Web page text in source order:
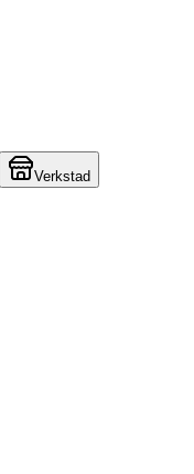
Verkstad